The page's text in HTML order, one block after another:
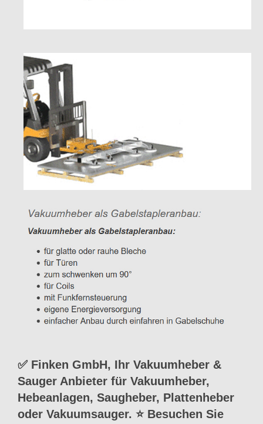
✅ Finken GmbH, Ihr Vakuumheber &
Sauger Anbieter für Vakuumheber,
Hebeanlagen, Saugheber, Plattenheber
oder Vakuumsauger. ⭐ Besuchen Sie